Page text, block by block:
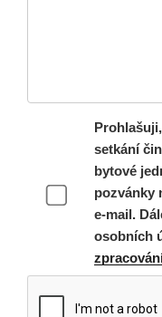
setkání
bytové
pozvánky
e-mail.
osobních